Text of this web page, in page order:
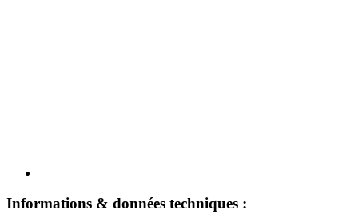
Informations & données techniques :